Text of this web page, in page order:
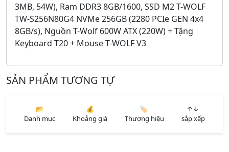
3MB, 54W), Ram DDR3 8GB/1600, SSD M2 T-WOLF
TW-S256N80G4 NVMe 256GB (2280 PCIe GEN 4x4
8GB/s), Nguồn T-Wolf 600W ATX (220W) + Tặng
Keyboard T20 + Mouse T-WOLF V3
SẢN PHẨM TƯƠNG TỰ
📂
Danh mục
💰
Khoảng giá
🏷️
Thương hiệu
↑↓
sắp xếp